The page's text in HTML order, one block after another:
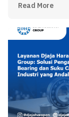
Read More